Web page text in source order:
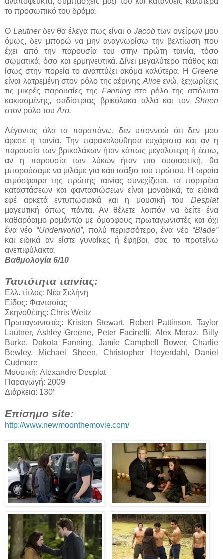
το προσωπικό του δράμα.
Ο Lautnerδεν θα έλεγα πως είναι οJacobτων ονείρων μου
όμως, δεν μπορώ να μην αναγνωρίσω την βελτίωση που
έχει από την παρουσία του στην πρώτη ταινία, τόσο
σωματικά, όσο και ερμηνευτικά. Δίνει μεγαλύτερο πάθος και
ίσως στην πορεία το αναπτύξει ακόμα καλύτερα. Η Greene
είναι λατρεμένη στον ρόλο της αέρινης Aliceενώ, ξεχωρίζεις
τις μικρές παρουσίες της Fanningστο ρόλο της απόλυτα
κακιασμένης, σαδίστριας βρικόλακα αλλά και τον Sheen
στον ρόλο του Aro.
Λέγοντας όλα τα παραπάνω, δεν υποννοώ ότι δεν μου
άρεσε η ταινία. Την παρακολούθησα ευχάριστα και αν η
παρουσία των βρικολάκων ήταν κάπως μεγαλύτερη ή έστω,
αν η παρουσία των λύκων ήταν πιο ουσιαστική, θα
μπορούσαμε να μιλάμε για κάτι ισάξιο του πρώτου. Η ωραία
ατμόσφαιρα της πρώτης ταινίας συνεχίζεται, τα πορτρέτα
καταστάσεων και φαντασιώσεων είναι μοναδικά, τα ειδικά
εφέ αρκετά εντυπωσιακά και η μουσική του Desplat
μαγευτική όπως πάντα. Αν θέλετε λοιπόν να δείτε ένα
καθαρόαιμο ρομάντζο με όμορφους πρωταγωνιστές και όχι
ένα νέο “Underworld”, πολύ περισσότερο, ένα νέο “Blade”
και ειδικά αν είστε γυναίκες ή έφηβοι, σας το προτείνω
ανεπιφύλακτα.
Βαθμολογία 6/10
Ταυτότητα ταινίας:
Ελλ. τίτλος: Νέα Σελήνη
Είδος: Φαντασίας
Σκηνοθέτης: Chris Weitz
Πρωταγωνιστές: Kristen Stewart, Robert Pattinson, Taylor
Lautner, Ashley Greene, Peter Facinelli, Alex Meraz, Billy
Burke, Dakota Fanning, Jamie Campbell Bower, Charlie
Bewley, Michael Sheen, Christopher Heyerdahl, Daniel
Cudmore
Μουσική: Alexandre Desplat
Παραγωγή: 2009
Διάρκεια: 130’
Επίσημο site:
http://www.newmoonthemovie.com/